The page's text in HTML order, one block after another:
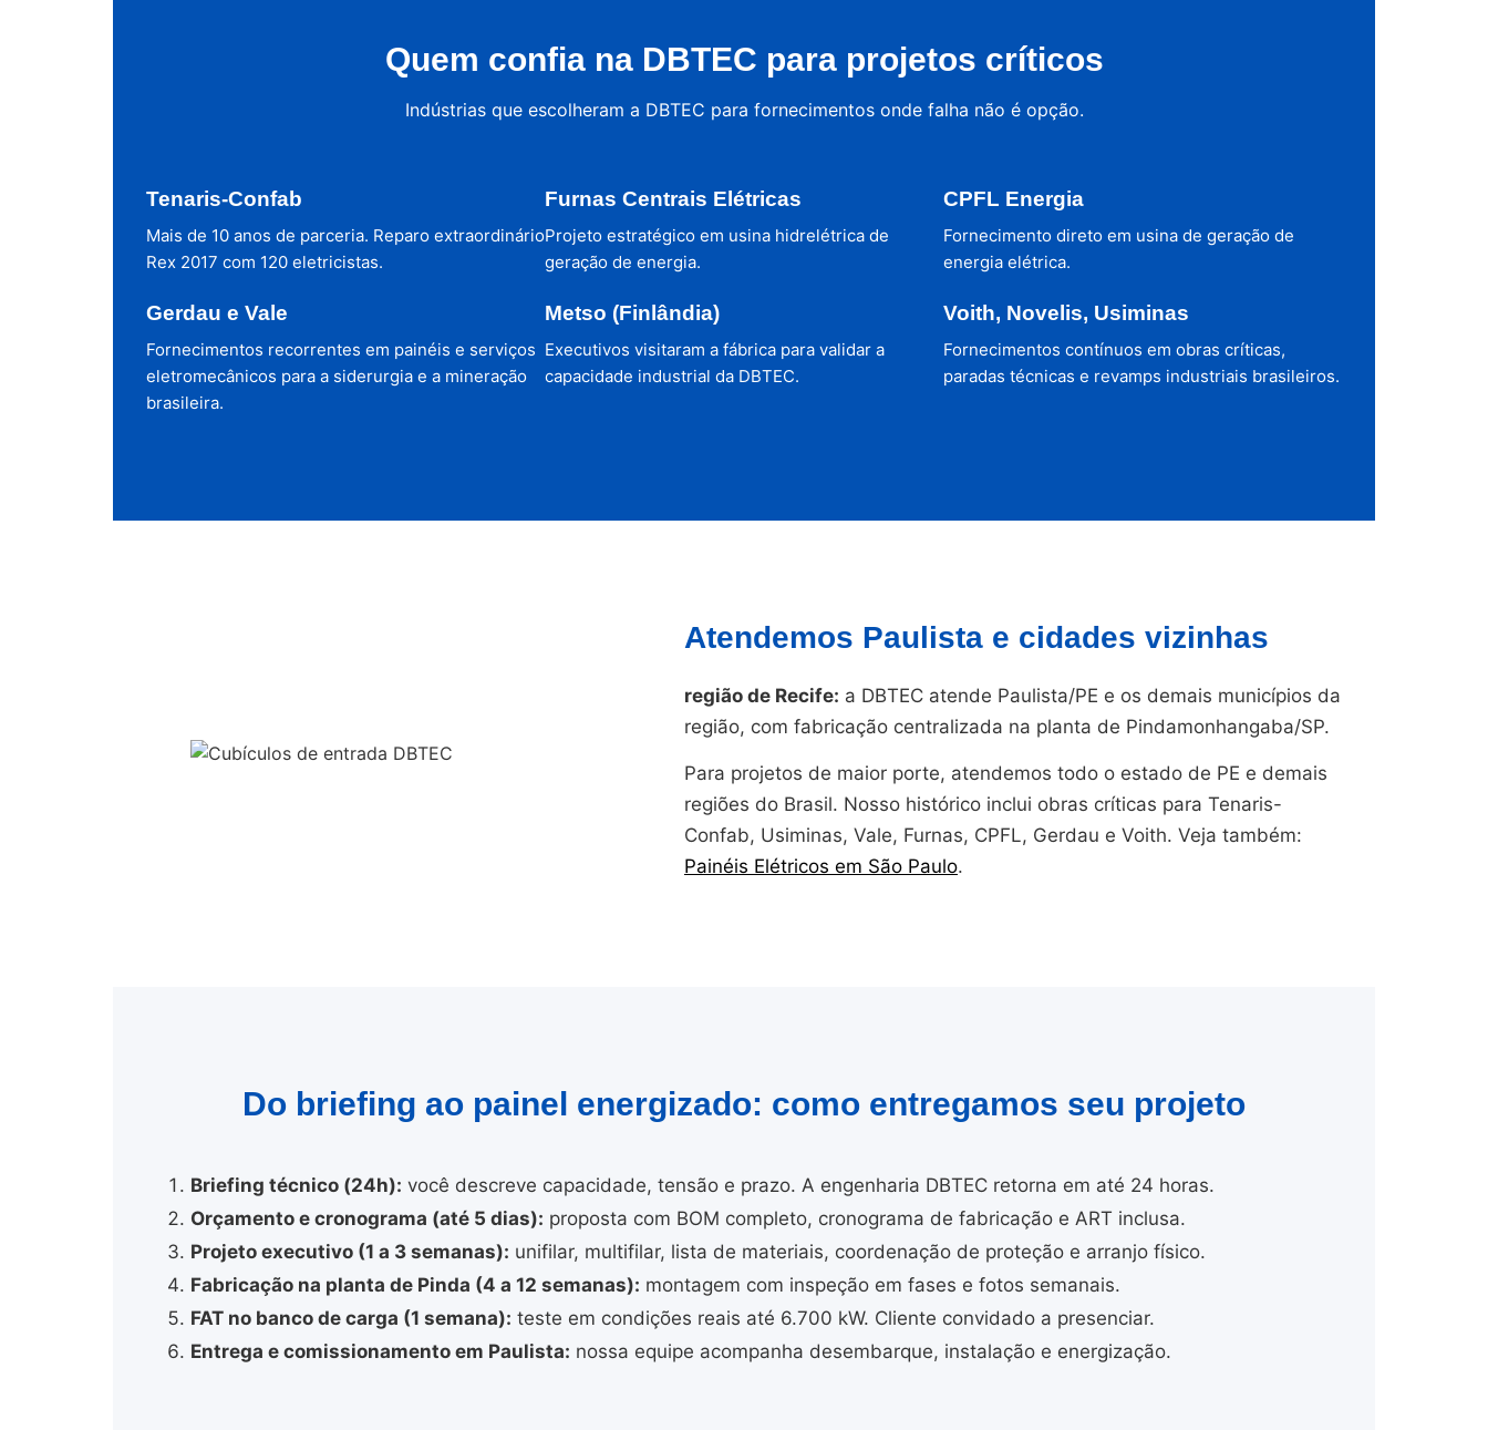
Quem confia na DBTEC para projetos críticos
Indústrias que escolheram a DBTEC para fornecimentos onde falha não é opção.
Tenaris-Confab
Mais de 10 anos de parceria. Reparo extraordinário
Rex 2017 com 120 eletricistas.
Furnas Centrais Elétricas
Projeto estratégico em usina hidrelétrica de
geração de energia.
CPFL Energia
Fornecimento direto em usina de geração de
energia elétrica.
Gerdau e Vale
Fornecimentos recorrentes em painéis e serviços
eletromecânicos para a siderurgia e a mineração
brasileira.
Metso (Finlândia)
Executivos visitaram a fábrica para validar a
capacidade industrial da DBTEC.
Voith, Novelis, Usiminas
Fornecimentos contínuos em obras críticas,
paradas técnicas e revamps industriais brasileiros.
Atendemos Paulista e cidades vizinhas
região de Recife: a DBTEC atende Paulista/PE e os demais municípios da
região, com fabricação centralizada na planta de Pindamonhangaba/SP.
Para projetos de maior porte, atendemos todo o estado de PE e demais
regiões do Brasil. Nosso histórico inclui obras críticas para Tenaris-
Confab, Usiminas, Vale, Furnas, CPFL, Gerdau e Voith. Veja também:
Painéis Elétricos em São Paulo.
Do briefing ao painel energizado: como entregamos seu projeto
Briefing técnico (24h): você descreve capacidade, tensão e prazo. A engenharia DBTEC retorna em até 24 horas.
Orçamento e cronograma (até 5 dias): proposta com BOM completo, cronograma de fabricação e ART inclusa.
Projeto executivo (1 a 3 semanas): unifilar, multifilar, lista de materiais, coordenação de proteção e arranjo físico.
Fabricação na planta de Pinda (4 a 12 semanas): montagem com inspeção em fases e fotos semanais.
FAT no banco de carga (1 semana): teste em condições reais até 6.700 kW. Cliente convidado a presenciar.
Entrega e comissionamento em Paulista: nossa equipe acompanha desembarque, instalação e energização.